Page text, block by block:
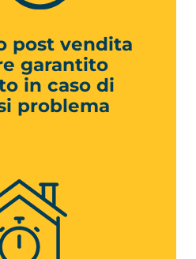
post vendita
garantito
in caso di
problema